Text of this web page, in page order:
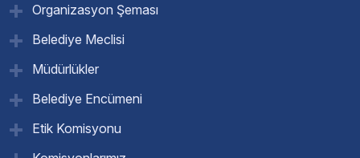
Organizasyon Şeması
Belediye Meclisi
Müdürlükler
Belediye Encümeni
Etik Komisyonu